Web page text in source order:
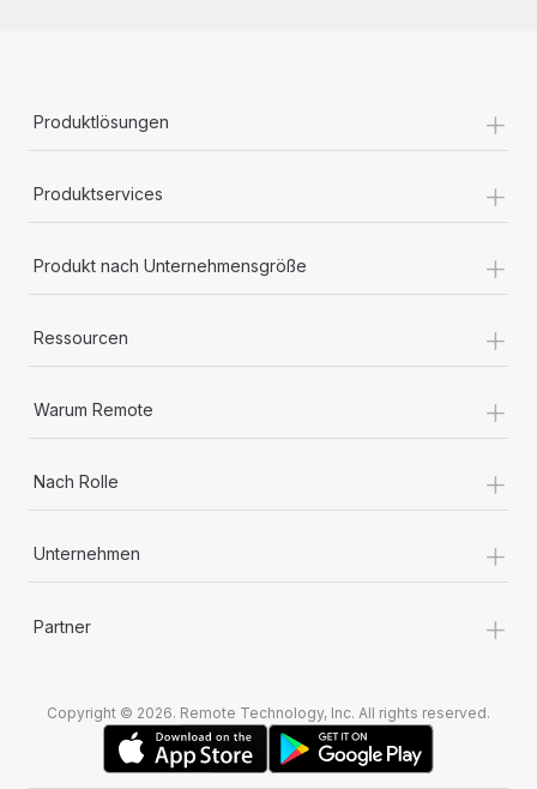
Produktlösungen +
Produktservices +
Produkt nach Unternehmensgröße +
Ressourcen +
Warum Remote +
Nach Rolle +
Unternehmen +
Partner +
Copyright © 2026. Remote Technology, Inc. All rights reserved.